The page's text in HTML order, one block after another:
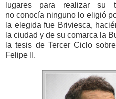
lugares para realizar su
no conocía ninguno lo eligió
la elegida fue Briviesca,
la ciudad y de su comarca la
la tesis de Tercer Ciclo
Felipe II.